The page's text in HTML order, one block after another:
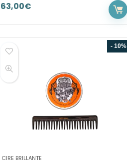
63,00€
- 10%
CIRE BRILLANTE